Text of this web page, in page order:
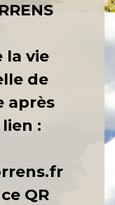
la vie
de
après
:
QR